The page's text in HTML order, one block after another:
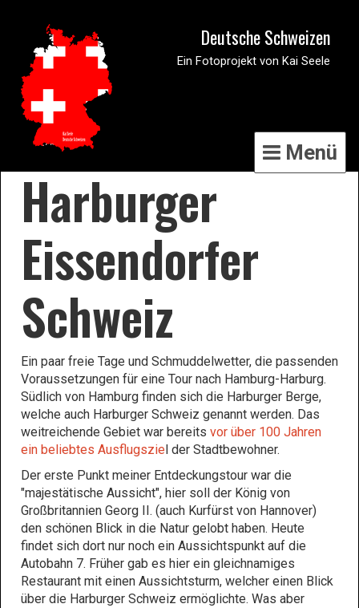
Deutsche Schweizen
Ein Fotoprojekt von Kai Seele
Menü
Harburger
Eissendorfer
Schweiz
Ein paar freie Tage und Schmuddelwetter, die passenden
Voraussetzungen für eine Tour nach Hamburg-Harburg.
Südlich von Hamburg finden sich die Harburger Berge,
welche auch Harburger Schweiz genannt werden. Das
weitreichende Gebiet war bereits vor über 100 Jahren
ein beliebtes Ausflugsziel der Stadtbewohner.
Der erste Punkt meiner Entdeckungstour war die
"majestätische Aussicht", hier soll der König von
Großbritannien Georg II. (auch Kurfürst von Hannover)
den schönen Blick in die Natur gelobt haben. Heute
findet sich dort nur noch ein Aussichtspunkt auf die
Autobahn 7. Früher gab es hier ein gleichnamiges
Restaurant mit einen Aussichtsturm, welcher einen Blick
über die Harburger Schweiz ermöglichte. Was aber